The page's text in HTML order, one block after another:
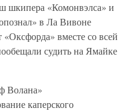
шкипера «Комонвэлса» и
в Ла Вивоне
вместе со всей
судить на Ямайке
Волана»
каперского